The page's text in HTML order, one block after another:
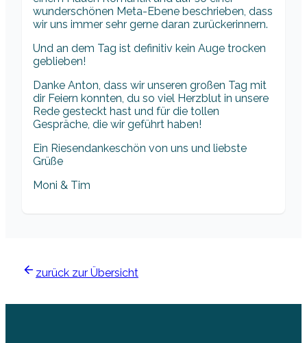
wunderschönen Meta-Ebene beschrieben, dass
wir uns immer sehr gerne daran zurückerinnern.
Und an dem Tag ist definitiv kein Auge trocken
geblieben!
Danke Anton, dass wir unseren großen Tag mit
dir Feiern konnten, du so viel Herzblut in unsere
Rede gesteckt hast und für die tollen
Gespräche, die wir geführt haben!
Ein Riesendankeschön von uns und liebste
Grüße
Moni & Tim
zurück zur Übersicht